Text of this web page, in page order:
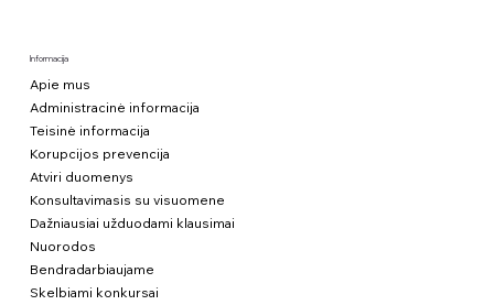
Informacija
Apie mus
Administracinė informacija
Teisinė informacija
Korupcijos prevencija
Atviri duomenys
Konsultavimasis su visuomene
Dažniausiai užduodami klausimai
Nuorodos
Bendradarbiaujame
Skelbiami konkursai